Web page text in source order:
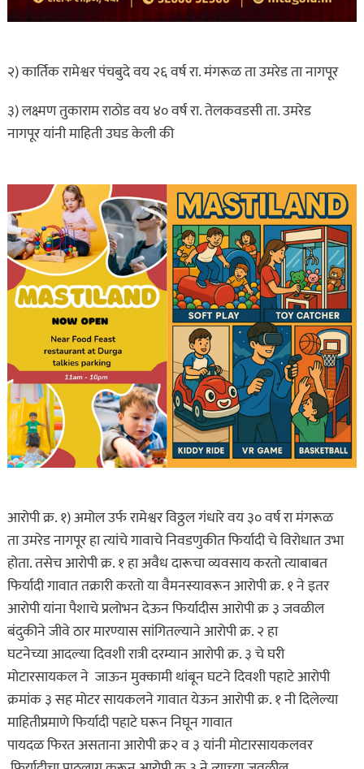
२) कार्तिक रामेश्वर पंचबुदे वय २६ वर्ष रा. मंगरूळ ता उमरेड ता नागपूर
३) लक्ष्मण तुकाराम राठोड वय ४० वर्ष रा. तेलकवडसी ता. उमरेड
नागपूर यांनी माहिती उघड केली की
आरोपी क्र. १) अमोल उर्फ रामेश्वर विठ्ठल गंधारे वय ३० वर्ष रा मंगरूळ
ता उमरेड नागपूर हा त्यांचे गावाचे निवडणुकीत फिर्यादी चे विरोधात उभा
होता. तसेच आरोपी क्र. १ हा अवैध दारूचा व्यवसाय करतो त्याबाबत
फिर्यादी गावात तक्रारी करतो या वैमनस्यावरून आरोपी क्र. १ ने इतर
आरोपी यांना पैशाचे प्रलोभन देऊन फिर्यादीस आरोपी क्र ३ जवळील
बंदुकीने जीवे ठार मारण्यास सांगितल्याने आरोपी क्र. २ हा
घटनेच्या आदल्या दिवशी रात्री दरम्यान आरोपी क्र. ३ चे घरी
मोटारसायकल ने जाऊन मुक्कामी थांबून घटने दिवशी पहाटे आरोपी
क्रमांक ३ सह मोटर सायकलने गावात येऊन आरोपी क्र. १ नी दिलेल्या
माहितीप्रमाणे फिर्यादी पहाटे घरून निघून गावात
पायदळ फिरत असताना आरोपी क्र२ व ३ यांनी मोटारसायकलवर